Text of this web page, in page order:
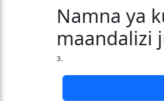
Namna ya
maandalizi
3.